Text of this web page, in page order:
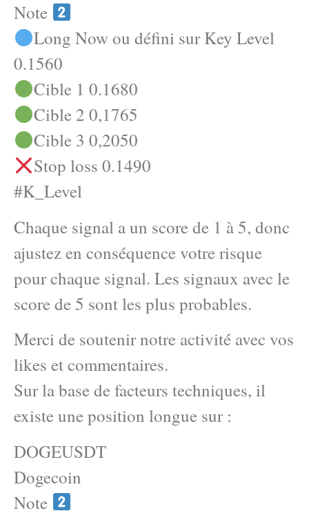
Note
Long Now ou défini sur Key Level
0.1560
Cible 1 0.1680
Cible 2 0,1765
Cible 3 0,2050
Stop loss 0.1490
#K_Level
Chaque signal a un score de 1 à 5, donc
ajustez en conséquence votre risque
pour chaque signal. Les signaux avec le
score de 5 sont les plus probables.
Merci de soutenir notre activité avec vos
likes et commentaires.
Sur la base de facteurs techniques, il
existe une position longue sur :
DOGEUSDT
Dogecoin
Note